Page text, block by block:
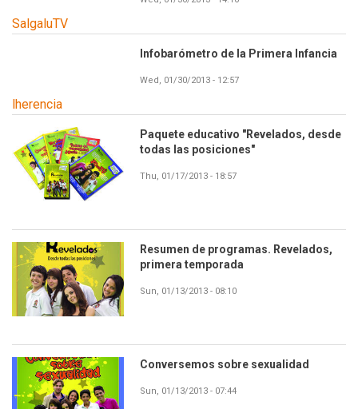
SalgaluTV
Infobarómetro de la Primera Infancia
Wed, 01/30/2013 - 12:57
lherencia
Paquete educativo "Revelados, desde
todas las posiciones"
Thu, 01/17/2013 - 18:57
Resumen de programas. Revelados,
primera temporada
Sun, 01/13/2013 - 08:10
Conversemos sobre sexualidad
Sun, 01/13/2013 - 07:44